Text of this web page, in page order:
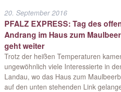
20. September 2016
PFALZ EXPRESS: Tag des
Andrang im Haus zum
geht weiter
Trotz der heißen Temperaturen
ungewöhnlich viele Interessierte in
Landau, wo das Haus zum
auf den unten stehenden Link